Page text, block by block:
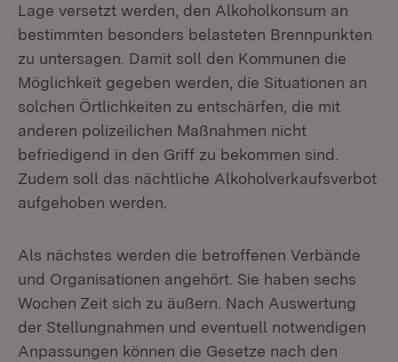
Lage versetzt werden, den Alkoholkonsum an
bestimmten besonders belasteten Brennpunkten
zu untersagen. Damit soll den Kommunen die
Möglichkeit gegeben werden, die Situationen an
solchen Örtlichkeiten zu entschärfen, die mit
anderen polizeilichen Maßnahmen nicht
befriedigend in den Griff zu bekommen sind.
Zudem soll das nächtliche Alkoholverkaufsverbot
aufgehoben werden.
Als nächstes werden die betroffenen Verbände
und Organisationen angehört. Sie haben sechs
Wochen Zeit sich zu äußern. Nach Auswertung
der Stellungnahmen und eventuell notwendigen
Anpassungen können die Gesetze nach den